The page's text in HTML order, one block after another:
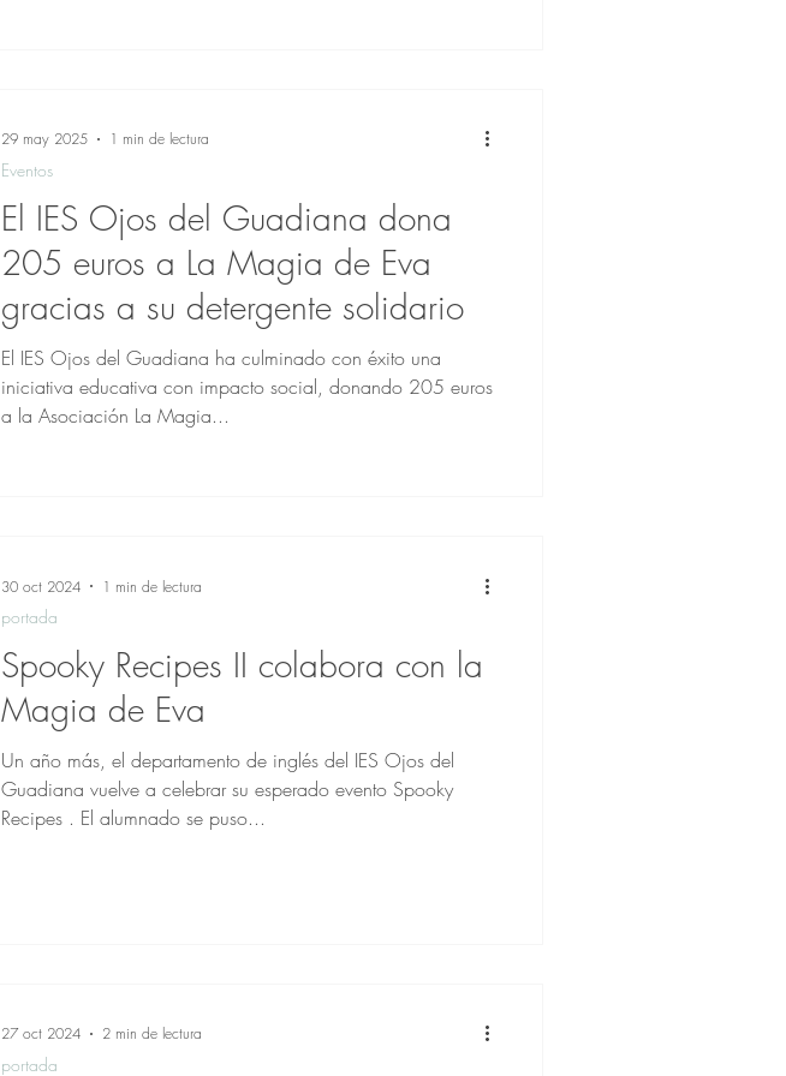
Don Felipe, que se un
El IES Ojos del Guadiana dona
205 euros a La Magia de Eva
gracias a su detergente solidario
El IES Ojos del Guadiana ha culminado con éxito una
iniciativa educativa con impacto social, donando 205 euros
a la Asociación La Magia...
Eventos
29 may 2025 1 min de lectura
Spooky Recipes II colabora con la
Magia de Eva
Un año más, el departamento de inglés del IES Ojos del
Guadiana vuelve a celebrar su esperado evento Spooky
Recipes . El alumnado se puso...
portada
30 oct 2024 1 min de lectura
portada
27 oct 2024 2 min de lectura